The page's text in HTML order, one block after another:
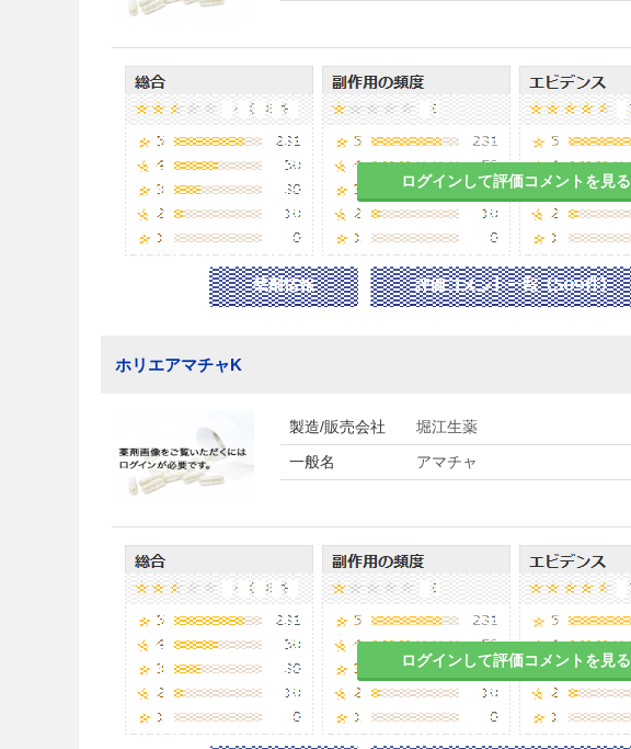
ログインして評価コメントを見る
ホリエアマチャK
製造/販売会社
堀江生薬
一般名
アマチャ
ログインして評価コメントを見る